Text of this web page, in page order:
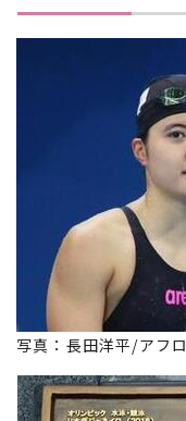
写真：長田洋平/アフ